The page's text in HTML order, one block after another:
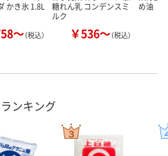
かき氷 1.8L
～（税込）
糖れん乳 コンデンスミ
ルク
￥536～（税込）
め油
ンキング